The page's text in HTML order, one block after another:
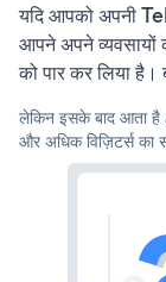
यदि आपको अपनी
आपने अपने व्यवसायों
को पार कर लिया है।
लेकिन इसके बाद आता
और अधिक विज़िटर्स का